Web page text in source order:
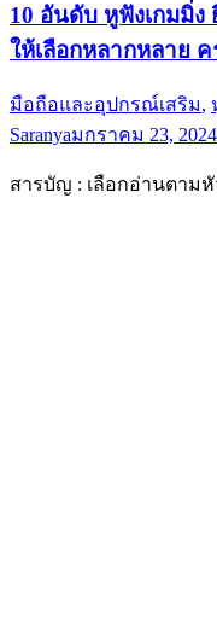
10 อันดับ หูฟังเกมมิ่
ให้เลือกหลากหลาย
มือถือและอุปกรณ์เสริม,
Saranyaมกราคม 23, 2024
สารบัญ : เลือกอ่านตาม